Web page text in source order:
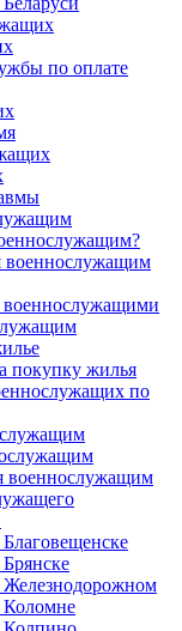
по оплате
военнослужащим
военнослужащими
покупку жилья
по
военнослужащим